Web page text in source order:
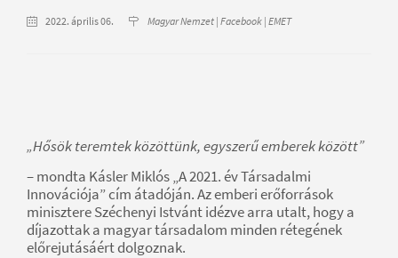
2022. április 06. Magyar Nemzet | Facebook | EMET
„Hősök teremtek közöttünk, egyszerű emberek között”
– mondta Kásler Miklós „A 2021. év Társadalmi
Innovációja” cím átadóján. Az emberi erőforrások
minisztere Széchenyi Istvánt idézve arra utalt, hogy a
díjazottak a magyar társadalom minden rétegének
előrejutásáért dolgoznak.